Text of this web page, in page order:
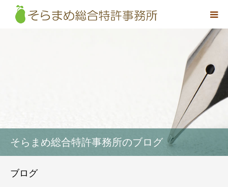
そらまめ総合特許事務所のブログ
ブログ
料金